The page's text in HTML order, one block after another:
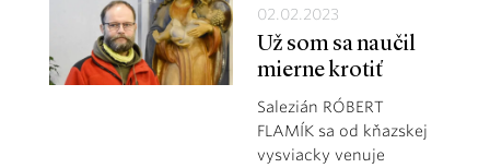
02.02.2023
Už som sa naučil
mierne krotiť
Salezián RÓBERT
FLAMÍK sa od kňazskej
vysviacky venuje